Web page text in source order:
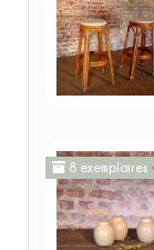
8 exemplaires